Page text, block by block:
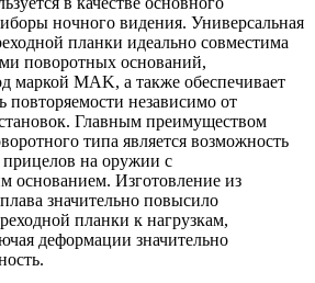
ночного видения. Универсальная
планки идеально совместима
поворотных оснований,
маркой MAK, а также обеспечивает
повторяемости независимо от
Главным преимуществом
типа является возможность
на оружии с
основанием. Изготовление из
значительно повысило
планки к нагрузкам,
деформации значительно